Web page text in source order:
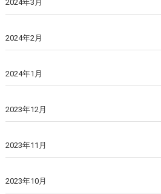
2024年3月
2024年2月
2024年1月
2023年12月
2023年11月
2023年10月